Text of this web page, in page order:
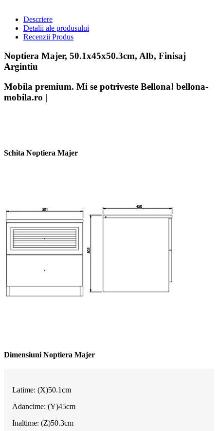
Descriere
Detalii ale produsului
Recenzii Produs
Noptiera Majer, 50.1x45x50.3cm, Alb, Finisaj
Argintiu
Mobila premium. Mi se potriveste Bellona! bellona-
mobila.ro |
Schita Noptiera Majer
Dimensiuni Noptiera Majer
Latime: (X)50.1cm
Adancime: (Y)45cm
Inaltime: (Z)50.3cm